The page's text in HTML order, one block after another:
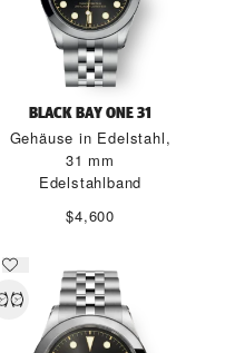
BLACK BAY ONE 31
Gehäuse in Edelstahl,
31 mm
Edelstahlband
$4,600